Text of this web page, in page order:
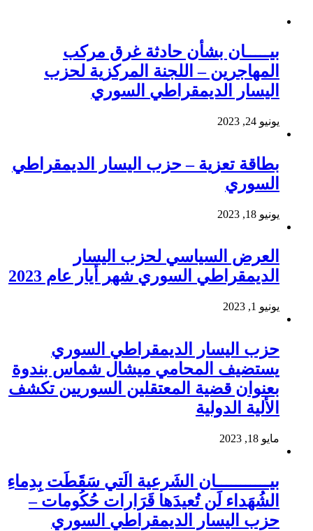
بيـــــان بشأن حادثة غرق مركب
المهاجرين – اللجنة المركزية لحزب
اليسار الديمقراطي السوري
يونيو 24, 2023
بطاقة تعزية – حزب اليسار الديمقراطي
السوري
يونيو 18, 2023
العرض السياسي لحزب اليسار
الديمقراطي السوري شهر أيار عام 2023
يونيو 1, 2023
حزب اليسار الديمقراطي السوري
يستضيف المحامي ميشال شماس بندوة
بعنوان قضية المعتقلين السوريين تكشف
الألية الدولية
مايو 18, 2023
بيـــــــــــان الشَرعية الَتي سَقَطَت بِدِماءِ
الشُهَداء لَن تُعيدَها قَرَارات حُكُومات –
حزب اليسار الديمقراطي السوري